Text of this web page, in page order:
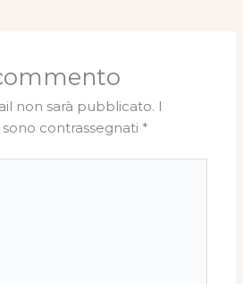
non sarà pubblicato. I
contrassegnati *